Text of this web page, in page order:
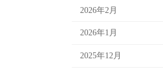
2026年2月
2026年1月
2025年12月